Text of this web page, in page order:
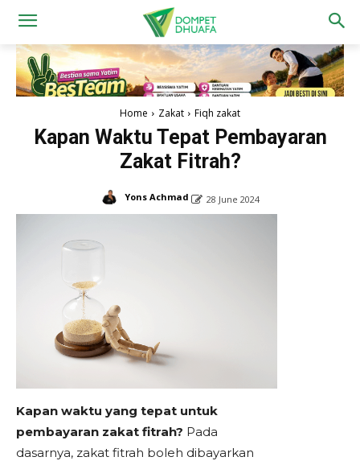
Home Zakat Fiqh zakat
Kapan Waktu Tepat Pembayaran
Zakat Fitrah?
Yons Achmad 28 June 2024
Kapan waktu yang tepat untuk
pembayaran zakat fitrah? Pada
dasarnya, zakat fitrah boleh dibayarkan